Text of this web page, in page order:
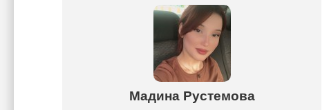
Мадина Рустемова